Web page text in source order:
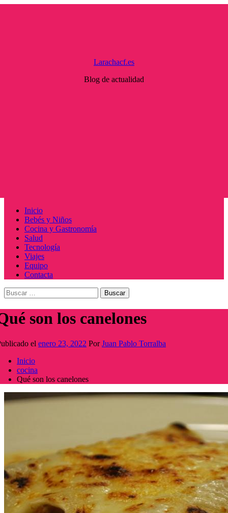
Larachacf.es
Blog de actualidad
Menú
principal
Inicio
Bebés y Niños
Cocina y Gastronomía
Salud
Tecnología
Viajes
Equipo
Contacta
Buscar:
son los canelones
el enero 23, 2022 PorJuan Pablo Torralba
Inicio
cocina
Qué son los canelones